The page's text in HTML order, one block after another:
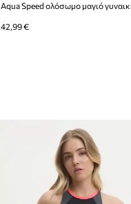
Aqua Speed ολόσωμο μαγιό
42,99 €